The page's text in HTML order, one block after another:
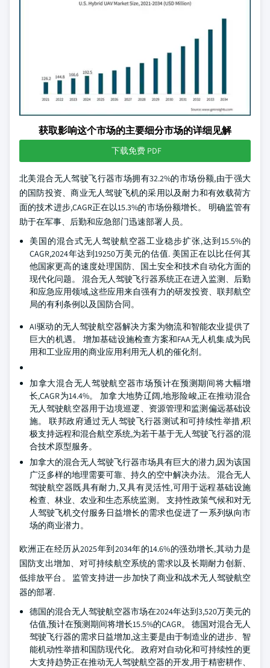
获取影响这个市场的主要细分市场的详细见解
下载免费 PDF
北美混合无人驾驶飞行器市场拥有32.2%的市场份额,由于强大
的国防投资、商业无人驾驶飞机的采用以及耐力和有效载荷方
面的技术进步,CAGR正在以15.3%的市场份额增长。 明确监管有
助于在军事、后勤和应急部门迅速部署人员。
美国的混合式无人驾驶航空器工业稳步扩张,达到15.5%的
CAGR,2024年达到19250万美元的估值. 美国正在以比任何其
他国家更高的速度处理国防、国土安全和技术自动化方面的
现代化问题。 混合无人驾驶飞行器系统正在进入监测、后勤
和应急应用领域,这些应用来自强有力的研发投资、联邦航空
局的有利条例以及国防合同。
AI驱动的无人驾驶航空器解决方案为物流和智能农业提供了
巨大的机遇。 增加基础设施检查方案和FAA无人机集成为民
用和工业应用的商业应用利用无人机的催化剂。
加拿大混合无人驾驶航空器市场预计在预测期间将大幅增
长,CAGR为14.4%。 加拿大地势辽阔,地形险峻,正在推动混合
无人驾驶航空器用于边境巡逻、资源管理和监测偏远基础设
施。 联邦政府通过无人驾驶飞行器测试和可持续性举措,积
极支持远程和混合航空系统,为若干基于无人驾驶飞行器的混
合技术原型服务。
加拿大的混合无人驾驶飞行器市场具有巨大的潜力,因为该国
广泛多样的地理需要可靠、持久的空中解决办法。 混合无人
驾驶航空器既具有耐力,又具有灵活性,可用于远程基础设施
检查、林业、农业和生态系统监测。 支持性政策气候和对无
人驾驶飞机交付服务日益增长的需求也促进了一系列纵向市
场的商业潜力。
欧洲正在经历从2025年到2034年的14.6%的强劲增长,其动力是
国防支出增加、对可持续航空系统的需求以及长期耐力创新、
低排放平台。 监管支持进一步加快了商业和战术无人驾驶航空
器的部署.
德国的混合无人驾驶航空器市场在2024年达到3,520万美元的
估值,预计在预测期间将增长15.5%的CAGR。 德国对混合无人
驾驶飞行器的需求日益增加,这主要是由于制造业的进步、智
能机动性举措和国防现代化。 政府对自动化和可持续性的更
大支持趋势正在推动无人驾驶航空器的开发,用于精密耕作、